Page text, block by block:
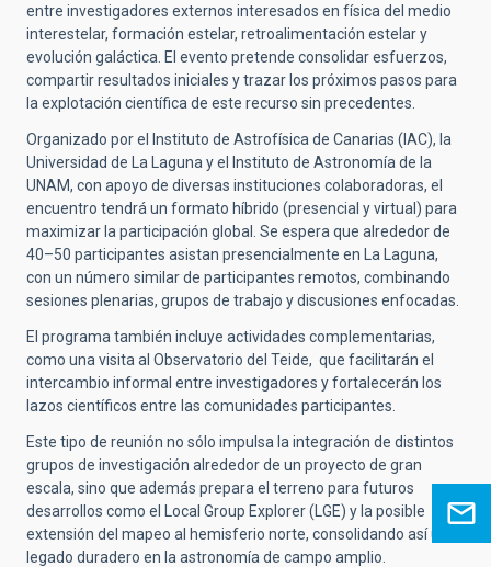
entre investigadores externos interesados en física del medio
interestelar, formación estelar, retroalimentación estelar y
evolución galáctica. El evento pretende consolidar esfuerzos,
compartir resultados iniciales y trazar los próximos pasos para
la explotación científica de este recurso sin precedentes.
Organizado por el Instituto de Astrofísica de Canarias (IAC), la
Universidad de La Laguna y el Instituto de Astronomía de la
UNAM, con apoyo de diversas instituciones colaboradoras, el
encuentro tendrá un formato híbrido (presencial y virtual) para
maximizar la participación global. Se espera que alrededor de
40–50 participantes asistan presencialmente en La Laguna,
con un número similar de participantes remotos, combinando
sesiones plenarias, grupos de trabajo y discusiones enfocadas.
El programa también incluye actividades complementarias,
como una visita al Observatorio del Teide, que facilitarán el
intercambio informal entre investigadores y fortalecerán los
lazos científicos entre las comunidades participantes.
Este tipo de reunión no sólo impulsa la integración de distintos
grupos de investigación alrededor de un proyecto de gran
escala, sino que además prepara el terreno para futuros
desarrollos como el Local Group Explorer (LGE) y la posible
extensión del mapeo al hemisferio norte, consolidando así un
legado duradero en la astronomía de campo amplio.